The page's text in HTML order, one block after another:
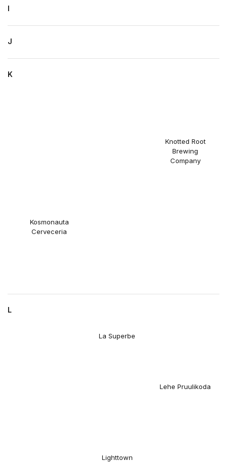
I
J
K
Knotted Root
Brewing
Company
Kosmonauta
Cerveceria
L
La Superbe
Lehe Pruulikoda
Lighttown